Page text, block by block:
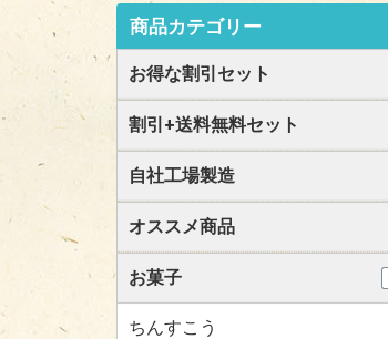
商品カテゴリー
お得な割引セット
割引+送料無料セット
自社工場製造
オススメ商品
お菓子
ちんすこう